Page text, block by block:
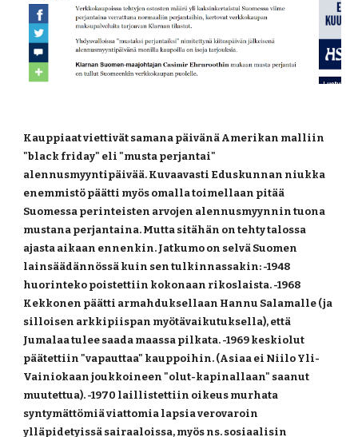
Kauppiaat viettivät samana päivänä Amerikan malliin
"black friday" eli "musta perjantai"
alennusmyyntipäivää. Kuvaavasti Eduskunnan niukka
enemmistö päätti myös omalla toimellaan pitää
Suomessa perinteisten arvojen alennusmyynnin tuona
mustana perjantaina. Mutta sitähän on tehty talossa
ajasta aikaan ennenkin. Jatkumo on selvä Suomen
lainsäädännössä kuin sen tulkinnassakin: -1948
huorinteko poistettiin kokonaan rikoslaista. -1968
Kekkonen päätti armahduksellaan Hannu Salamalle (ja
silloisen arkkipiispan myötävaikutuksella), että
Jumalaa tulee saada maassa pilkata. -1969 keskiolut
päätettiin "vapauttaa" kauppoihin. (Asiaa ei Niilo Yli-
Vainiokaan joukkoineen "olut-kapinallaan" saanut
muutettua). -1970 laillistettiin oikeus murhata
syntymättömiä viattomia lapsia verovaroin
ylläpidetyissä sairaaloissa, myös ns. sosiaalisin